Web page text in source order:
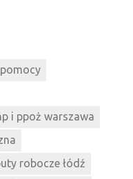
i ppoż warszawa
robocze łódź